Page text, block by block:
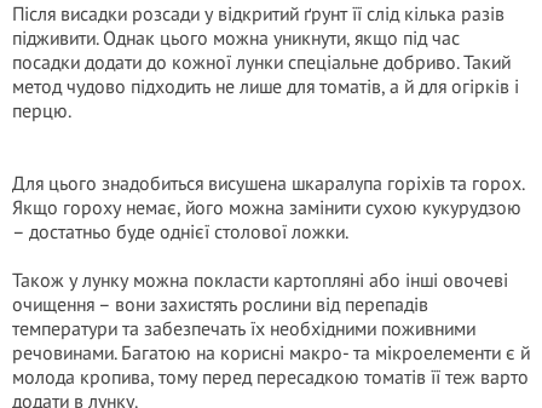
Після висадки розсади у відкритий ґрунт її слід кілька разів
підживити. Однак цього можна уникнути, якщо під час
посадки додати до кожної лунки спеціальне добриво. Такий
метод чудово підходить не лише для томатів, а й для огірків і
перцю.
Для цього знадобиться висушена шкаралупа горіхів та горох.
Якщо гороху немає, його можна замінити сухою кукурудзою
– достатньо буде однієї столової ложки.
Також у лунку можна покласти картопляні або інші овочеві
очищення – вони захистять рослини від перепадів
температури та забезпечать їх необхідними поживними
речовинами. Багатою на корисні макро- та мікроелементи є й
молода кропива, тому перед пересадкою томатів її теж варто
додати в лунку.